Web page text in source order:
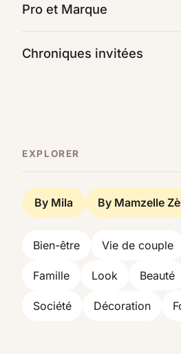
Pro et Marque
Chroniques invitées
EXPLORER
By Mila By Mamzelle
Bien-être Vie de couple
Famille Look Beauté
Société Décoration